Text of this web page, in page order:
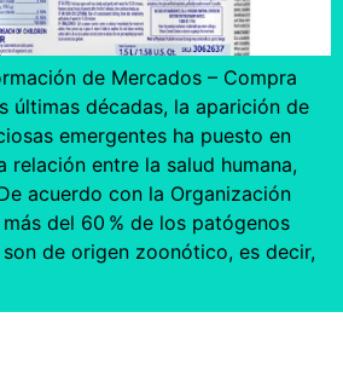
de Mercados – Compra
últimas décadas, la aparición de
emergentes ha puesto en
relación entre la salud humana,
acuerdo con la Organización
del 60 % de los patógenos
de origen zoonótico, es decir,